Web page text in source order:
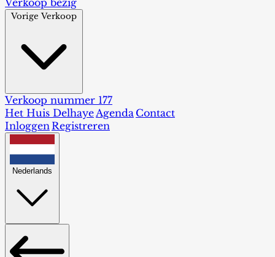
Verkoop bezig
Vorige Verkoop
Verkoop nummer 177
Het Huis DelhayeAgenda Contact
InloggenRegistreren
Nederlands